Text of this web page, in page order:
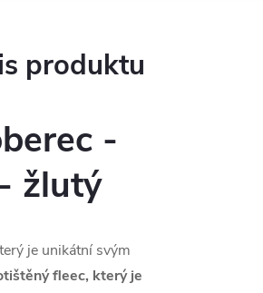
produktu
-
žlutý
je unikátní svým
fleec, který je